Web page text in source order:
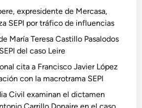
expresidente de Mercasa,
SEPI por tráfico de influencias
María Teresa Castillo Pasalodos
del caso Leire
cita a Francisco Javier López
con la macrotrama SEPI
Civil examinan el dictamen